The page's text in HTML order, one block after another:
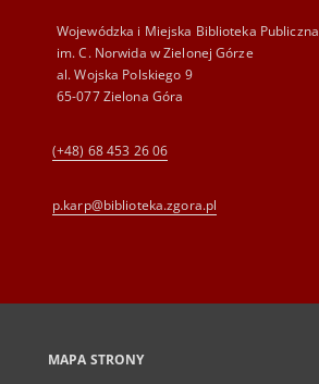
Wojewódzka i Miejska Biblioteka Publiczna
im. C. Norwida w Zielonej Górze
al. Wojska Polskiego 9
65-077 Zielona Góra
(+48) 68 453 26 06
p.karp@biblioteka.zgora.pl
MAPA STRONY